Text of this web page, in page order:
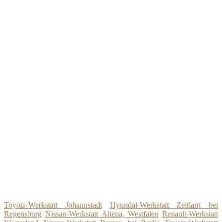
Toyota-Werkstatt Johannstadt
Hyundai-Werkstatt Zeitlarn bei
Regensburg Nissan-Werkstatt Altena, Westfalen Renault-Werkstatt